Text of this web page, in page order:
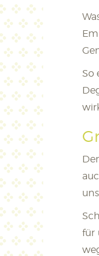
So
für